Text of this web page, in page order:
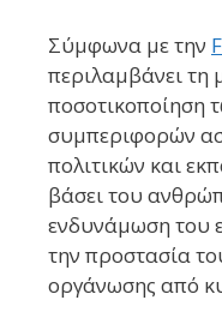
Σύμφωνα με την
περιλαμβάνει τη
ποσοτικοποίηση
συμπεριφορών
πολιτικών και
βάσει του
ενδυνάμωση του
την προστασία
οργάνωσης από